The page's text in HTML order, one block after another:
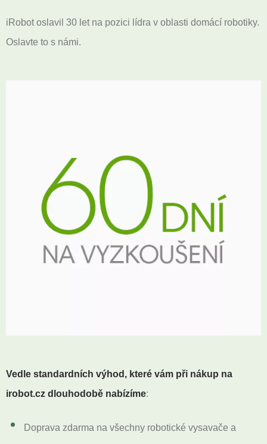
iRobot oslavil 30 let na pozici lídra v oblasti domácí robotiky.
Oslavte to s námi.
Vedle standardních výhod, které vám při nákup na
irobot.cz dlouhodobě nabízíme:
Doprava zdarma na všechny robotické vysavače a